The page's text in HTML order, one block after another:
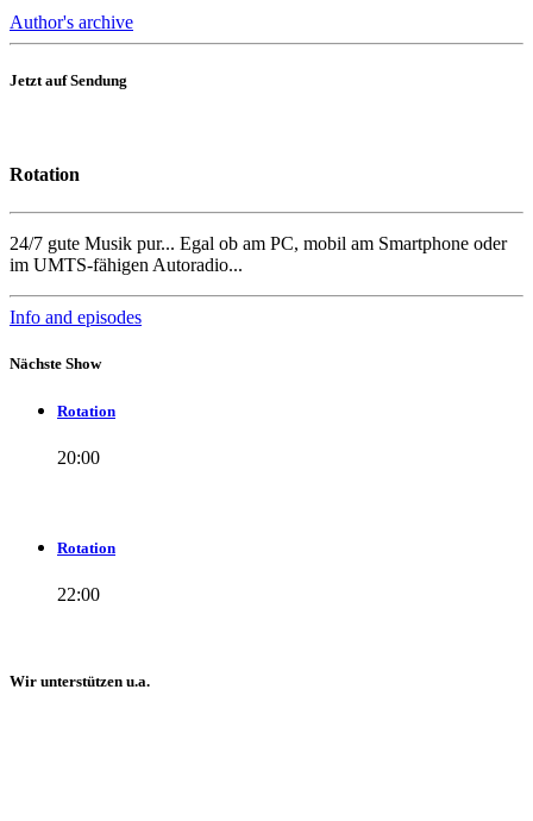
Author's archive
Jetzt auf Sendung
Rotation
24/7 gute Musik pur... Egal ob am PC, mobil am Smartphone oder
im UMTS-fähigen Autoradio...
Info and episodes
Nächste Show
Rotation
20:00
Rotation
22:00
Wir unterstützen u.a.